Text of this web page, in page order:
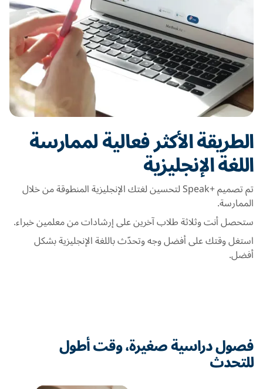
الطريقة الأكثر فعالية لممارسة
اللغة الإنجليزية
تم تصميم +Speak لتحسين لغتك الإنجليزية المنطوقة من خلال
الممارسة.
ستحصل أنت وثلاثة طلاب آخرين على إرشادات من معلمين خبراء.
استغل وقتك على أفضل وجه وتحدّث باللغة الإنجليزية بشكل
أفضل.
فصول دراسية صغيرة، وقت أطول
للتحدث